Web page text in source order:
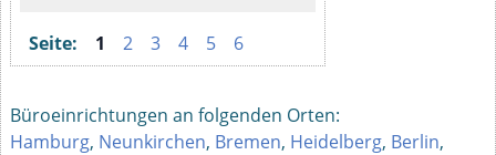
Seite: 1 2 3 4 5 6
Büroeinrichtungen an folgenden Orten:
Hamburg, Neunkirchen, Bremen, Heidelberg, Berlin,